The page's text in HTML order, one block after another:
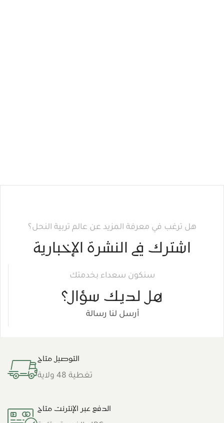
هل ترغب في معرفة المزيد عن عالم تربية النحل؟
اشترك في النشرة الإخبارية
سنكون سعداء بخدمتك
هل لديك سؤال؟
أرسل لنا رسالة
التوصيل متاح
تغطية 48 ولاية
الدفع عبر الإنترنت متاح